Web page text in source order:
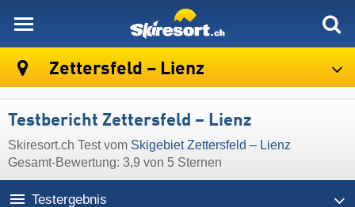
Zettersfeld – Lienz
Testbericht Zettersfeld – Lienz
Skiresort.ch Test vom Skigebiet Zettersfeld – Lienz
Gesamt-Bewertung: 3,9 von 5 Sternen
Testergebnis